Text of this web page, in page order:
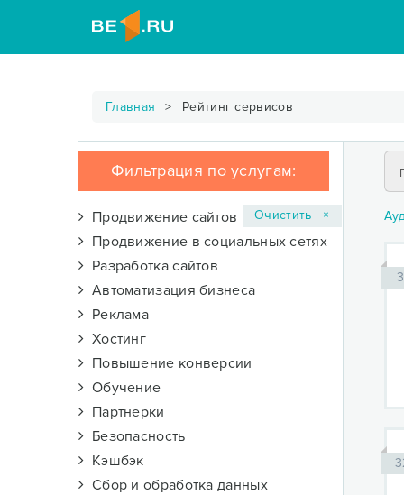
Главная Рейтинг сервисов
Фильтрация по услугам:
Продвижение сайтов
Продвижение в социальных сетях
Разработка сайтов
Автоматизация бизнеса
Реклама
Хостинг
Повышение конверсии
Обучение
Партнерки
Безопасность
Кэшбэк
Сбор и обработка данных
Очистить ×